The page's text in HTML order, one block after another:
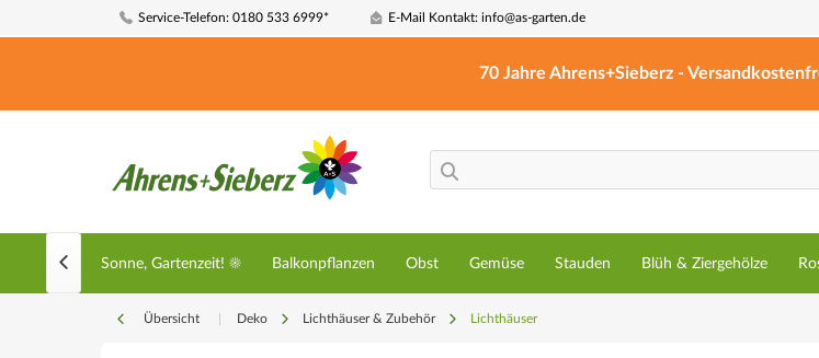
Service-Telefon: 0180 533 6999* E-Mail Kontakt: info@as-garten.de
70 Jahre Ahrens+Sieberz -
☀️ Sommer, Sonne, Gartenzeit! ☀️ Balkonpflanzen Obst Gemüse Stauden Blüh & Ziergehölze

Übersicht Deko Lichthäuser & Zubehör Lichthäuser